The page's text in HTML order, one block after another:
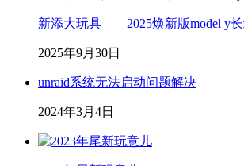
新添大玩具——2025焕新版model y
2025年9月30日
unraid系统无法启动问题解决
2024年3月4日